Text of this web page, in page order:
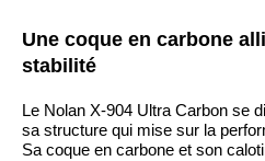
Une coque en carbone
stabilité
Le Nolan X-904 Ultra Carbon se
sa structure qui mise sur la
Sa coque en carbone et son